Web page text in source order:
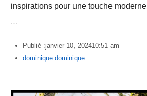
inspirations pour une touche moderne
Publié :janvier 10, 202410:51 am
Author
dominique dominique